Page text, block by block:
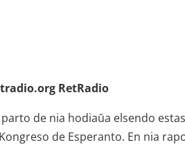
RetRadio
de nia hodiaŭa elsendo
de Esperanto. En nia